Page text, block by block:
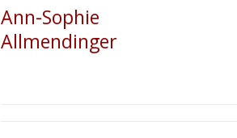
Ann-Sophie
Allmendinger